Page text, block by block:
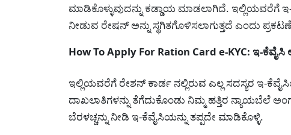
ಮಾಡಿಕೊಳ್ಳುವುದನ್ನು ಕಡ್ಡಾಯ ಮಾಡಲಾಗಿದೆ. ಇಲ್ಲಿಯವರೆಗೆ
ನೀಡುವ ರೇಷನ್ ಅನ್ನು ಸ್ಥಗಿತಗೊಳಿಸಲಾಗುತ್ತದೆ ಎಂದು
How To Apply For Ration Card e-KYC: ಇ-ಕೆವೈಸಿ
ಇಲ್ಲಿಯವರೆಗೆ ರೇಶನ್ ಕಾರ್ಡ ನಲ್ಲಿರುವ ಎಲ್ಲ ಸದಸ್ಯರ ಇ-
ದಾಖಲಾತಿಗಳನ್ನು ತೆಗೆದುಕೊಂಡು ನಿಮ್ಮ ಹತ್ತಿರ ನ್ಯಾಯಬೆಲೆ
ಬೆರಳಚ್ಚನ್ನು ನೀಡಿ ಇ-ಕೆವೈಸಿಯನ್ನು ತಪ್ಪದೇ ಮಾಡಿಕೊಳ್ಳಿ.